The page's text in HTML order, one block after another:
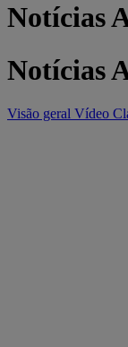
Notícias
Notícias
Visão geral Vídeo